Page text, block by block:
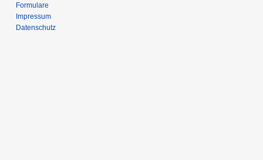
Formulare
Impressum
Datenschutz